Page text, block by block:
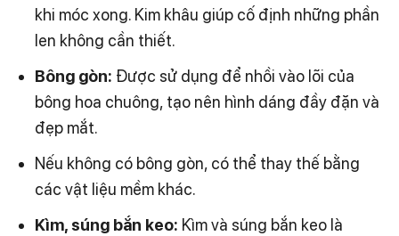
khi móc xong. Kim khâu giúp cố định những phần
len không cần thiết.
Bông gòn: Được sử dụng để nhồi vào lõi của
bông hoa chuông, tạo nên hình dáng đầy đặn và
đẹp mắt.
Nếu không có bông gòn, có thể thay thế bằng
các vật liệu mềm khác.
Kìm, súng bắn keo: Kìm và súng bắn keo là